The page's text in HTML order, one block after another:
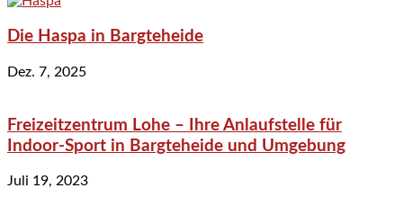
Die Haspa in Bargteheide
Dez. 7, 2025
Freizeitzentrum Lohe – Ihre Anlaufstelle für
Indoor-Sport in Bargteheide und Umgebung
Juli 19, 2023